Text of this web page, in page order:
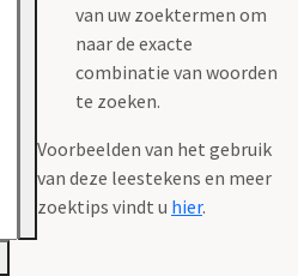
van uw zoektermen om
naar de exacte
combinatie van woorden
te zoeken.
Voorbeelden van het gebruik
van deze leestekens en meer
zoektips vindt u hier.